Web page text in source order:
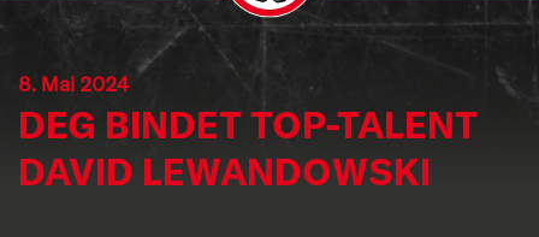
8. Mai 2024
DEG BINDET TOP-TALENT
DAVID LEWANDOWSKI